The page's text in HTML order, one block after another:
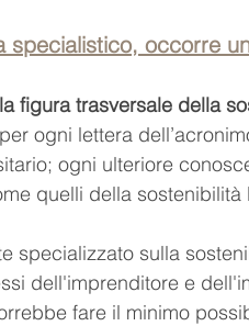
specialistico, occorre
la figura trasversale della
ogni lettera
ogni ulteriore
quelli della sostenibilità
specializzato sulla
dell'imprenditore e
fare il minimo